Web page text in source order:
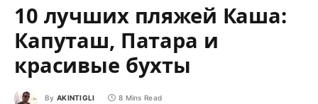
10 лучших пляжей Каша:
Капуташ, Патара и
красивые бухты
By AKINTIGLI 8 Mins Read